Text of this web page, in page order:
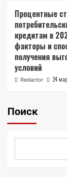
Процентные
кредитам в
факторы и
получения
условий
Redactor 24
Поиск